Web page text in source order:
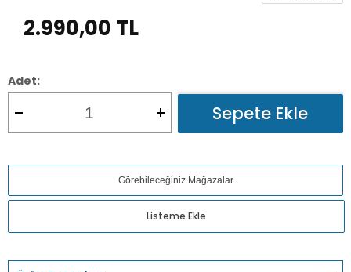
2.990,00 TL
Adet:
Sepete Ekle
Görebileceğiniz Mağazalar
Listeme Ekle